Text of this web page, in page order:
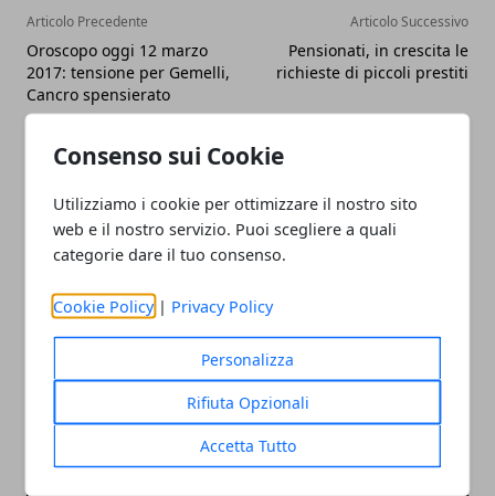
Consenso sui Cookie
Utilizziamo i cookie per ottimizzare il nostro sito
web e il nostro servizio. Puoi scegliere a quali
categorie dare il tuo consenso.
Cookie Policy | Privacy Policy
Personalizza
Rifiuta Opzionali
Accetta Tutto
Articolo Precedente
Oroscopo oggi 12 marzo
2017: tensione per Gemelli,
Cancro spensierato
Articolo Successivo
Pensionati, in crescita le
richieste di piccoli prestiti